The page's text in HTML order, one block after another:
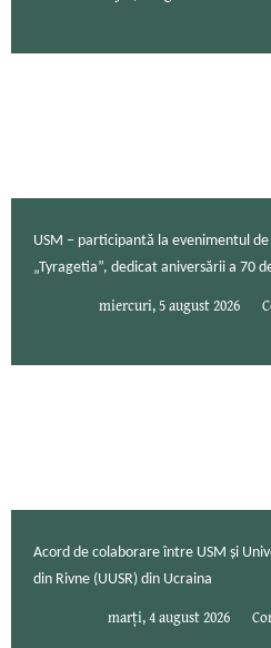
USM – participantă la evenimentul
„Tyragetia”, dedicat aniversării a 70
miercuri, 5 august 2026
Acord de colaborare între USM și
din Rivne (UUSR) din Ucraina
marți, 4 august 2026